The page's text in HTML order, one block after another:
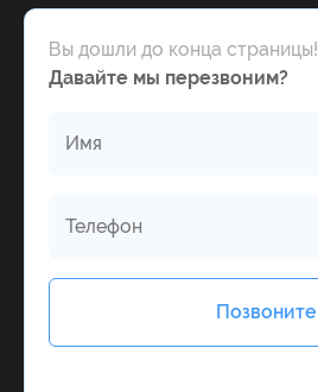
Вы дошли до конца страницы!
Давайте мы перезвоним?